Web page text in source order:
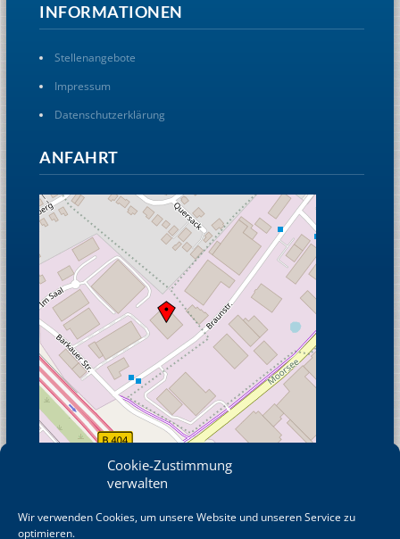
Cookie-Zustimmung
verwalten
Wir verwenden Cookies, um unsere Website und unseren Service zu
optimieren.
INFORMATIONEN
Stellenangebote
Impressum
Datenschutzerklärung
ANFAHRT
© OpenStreetMap